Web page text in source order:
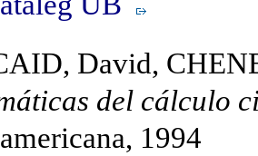
David,
del cálculo
1994